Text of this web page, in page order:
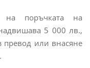
на поръчката на
5 000 лв.,
превод или внасяне